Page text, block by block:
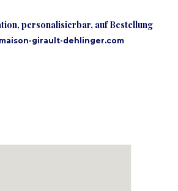
personalisierbar, auf Bestellung
girault-dehlinger.com